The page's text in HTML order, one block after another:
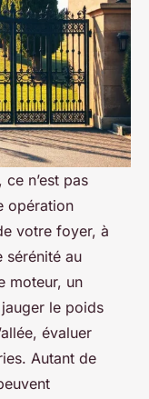
n’est pas
opération
votre foyer, à
sérénité au
moteur, un
le poids
évaluer
Autant de